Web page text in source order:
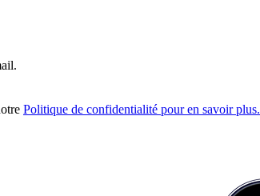
Politique de confidentialité pour en savoir plus.